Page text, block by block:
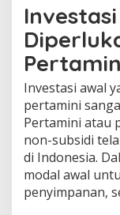
Investasi awal
pertamini
Pertamini atau
non-subsidi
di Indonesia.
modal awal
penyimpanan,